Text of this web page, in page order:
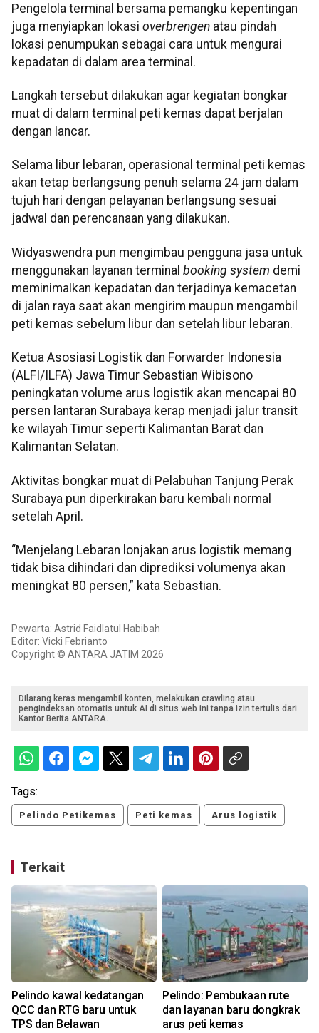
Pengelola terminal bersama pemangku kepentingan
juga menyiapkan lokasi overbrengen atau pindah
lokasi penumpukan sebagai cara untuk mengurai
kepadatan di dalam area terminal.
Langkah tersebut dilakukan agar kegiatan bongkar
muat di dalam terminal peti kemas dapat berjalan
dengan lancar.
Selama libur lebaran, operasional terminal peti kemas
akan tetap berlangsung penuh selama 24 jam dalam
tujuh hari dengan pelayanan berlangsung sesuai
jadwal dan perencanaan yang dilakukan.
Widyaswendra pun mengimbau pengguna jasa untuk
menggunakan layanan terminal booking system demi
meminimalkan kepadatan dan terjadinya kemacetan
di jalan raya saat akan mengirim maupun mengambil
peti kemas sebelum libur dan setelah libur lebaran.
Ketua Asosiasi Logistik dan Forwarder Indonesia
(ALFI/ILFA) Jawa Timur Sebastian Wibisono
peningkatan volume arus logistik akan mencapai 80
persen lantaran Surabaya kerap menjadi jalur transit
ke wilayah Timur seperti Kalimantan Barat dan
Kalimantan Selatan.
Aktivitas bongkar muat di Pelabuhan Tanjung Perak
Surabaya pun diperkirakan baru kembali normal
setelah April.
“Menjelang Lebaran lonjakan arus logistik memang
tidak bisa dihindari dan diprediksi volumenya akan
meningkat 80 persen,” kata Sebastian.
Pewarta: Astrid Faidlatul Habibah
Editor: Vicki Febrianto
Copyright © ANTARA JATIM 2026
Dilarang keras mengambil konten, melakukan crawling atau
pengindeksan otomatis untuk AI di situs web ini tanpa izin tertulis dari
Kantor Berita ANTARA.
Tags:
Pelindo Petikemas Peti kemas Arus logistik
Terkait
Pelindo kawal kedatangan
QCC dan RTG baru untuk
TPS dan Belawan
Pelindo: Pembukaan rute
dan layanan baru dongkrak
arus peti kemas